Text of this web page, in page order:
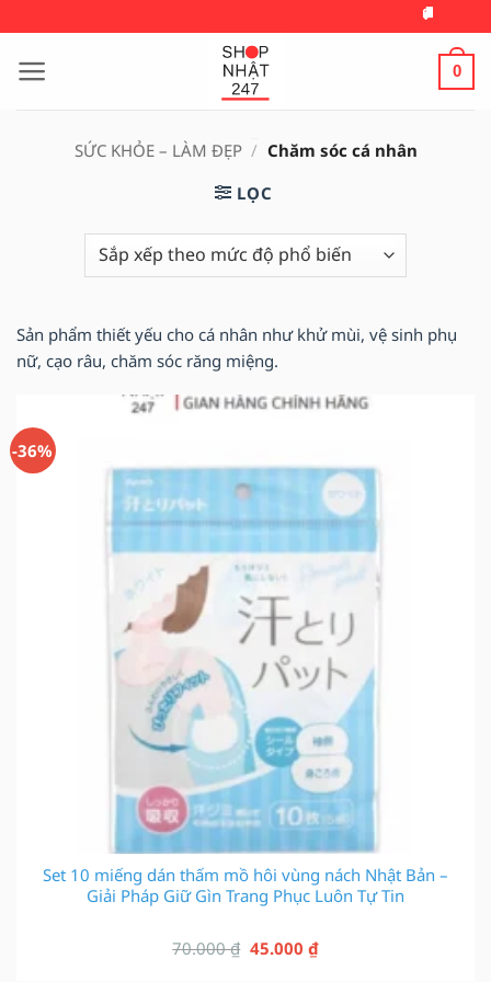
qua
nội
🚚 MIỄN PHÍ VẬN
0
SỨC KHỎE – LÀM ĐẸP / Chăm sóc cá nhân
LỌC
Sản phẩm thiết yếu cho cá nhân như khử mùi, vệ sinh phụ
nữ, cạo râu, chăm sóc răng miệng.
-36%
Set 10 miếng dán thấm mồ hôi vùng nách Nhật Bản –
Giải Pháp Giữ Gìn Trang Phục Luôn Tự Tin
70.000₫ Giá
45.000 ₫Giá